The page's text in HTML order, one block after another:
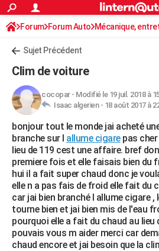
ACTUALITÉS
Politique
Société
Faits Divers
Education
Monde
Villes
+
FINANCE
Retraite
Impôts
Epargne
Immobilier
Risques naturels par ville
Banque
Assurance
Crédit
AUTO
Essais
Réserver un essai
Citadines
Berlines
SUV
Forum auto
+HIGH-TECH
Mobiles
Meilleur smartphone
Internet
Ordinateurs
Jeux vidéo
Guide high-tech
+BRICOLAGE
Forum
Aménagement intérieur
Extérieur
Cuisine
Salle de bains
Jardinage
Rangement
WEEK-END
Guides de France
Escapades
Patrimoine
Expositions
Musées
Week-end nature
+LIFESTYLE
Art de vivre
Bien-être
Loisirs
ModeModes de vie
SANTE
S'inscrire
Connexion
Forum Forum Auto Mécanique,
Sujet Précédent
Clim de voiture
cocopar- Modifié le 19 juil. 2018 à
Isaac algerien - 18 août 2017 à
bonjour tout le monde jai acheté
branche sur l allume cigarepas cher
lieu de 119 cest une affaire. bref
premiere fois et elle faisais bien du
hui il a fait super chaud donc je
elle n a pas fais de froid elle fait du
car jai bien branché l allume cigare
tourne bien et jai bien mis de l'eau
pourquoi elle a fait du chaud au lieu
pouvais vous m aider merci car
chaud encore et jai besoin que la